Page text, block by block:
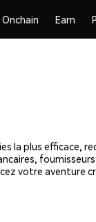
Onchain Earn
la plus efficace,
votre